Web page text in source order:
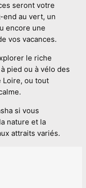
seront votre
end au vert, un
encore une
vos vacances.
le riche
pied ou à vélo des
Loire, ou tout
si vous
nature et la
attraits variés.